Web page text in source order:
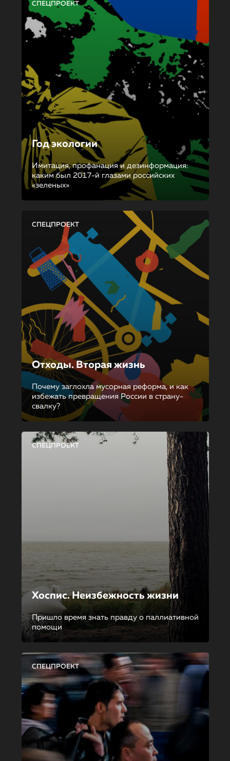
СПЕЦПРОЕКТ
Год экологии
Имитация, профанация и дезинформация:
каким был 2017-й глазами российских
«зеленых»
СПЕЦПРОЕКТ
Отходы. Вторая жизнь
Почему заглохла мусорная реформа, и как
избежать превращения России в страну-
свалку?
СПЕЦПРОЕКТ
Хоспис. Неизбежность жизни
Пришло время знать правду о паллиативной
помощи
СПЕЦПРОЕКТ